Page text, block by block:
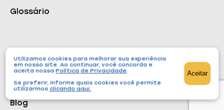
Utilizamos cookies para melhorar sua experiência
em nosso site. Ao continuar, você concorda e
aceita nossaPolítica de Privacidade.
Se preferir, informe quais cookies você permite
utilizarmosclicando aqui.
Aceitar
Glossário
Conteúdos
Cursos
Blog